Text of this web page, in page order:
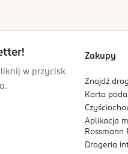
w przycisk
Zakupy
Znajdź
Karta
Aplikacja
Rossmann
Drogeria